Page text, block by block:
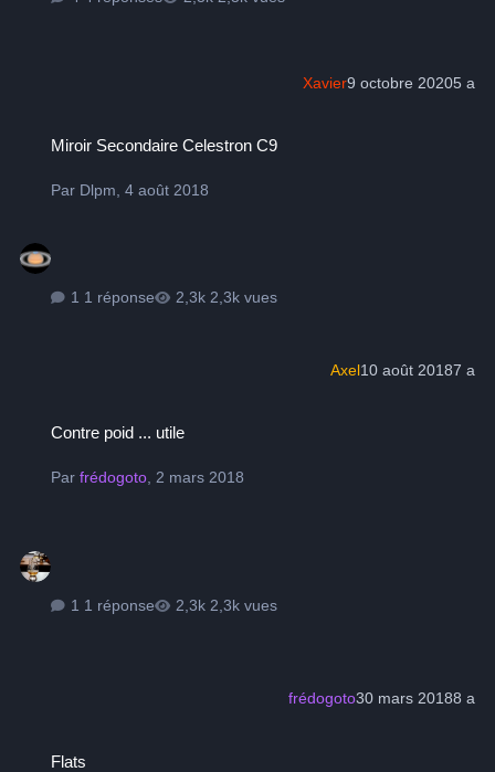
Xavier9 octobre 20205 a
Miroir Secondaire Celestron C9
Par Dlpm ,4 août 2018
1 réponse 2,3k vues
Axel10 août 20187 a
Contre poid ... utile
Parfrédogoto 2 mars 2018
1 réponse 2,3k vues
frédogoto30 mars 20188 a
Flats